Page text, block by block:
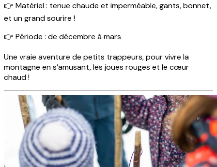
👉 Matériel : tenue chaude et imperméable, gants, bonnet,
et un grand sourire !
👉 Période : de décembre à mars
Une vraie aventure de petits trappeurs, pour vivre la
montagne en s’amusant, les joues rouges et le cœur
chaud !